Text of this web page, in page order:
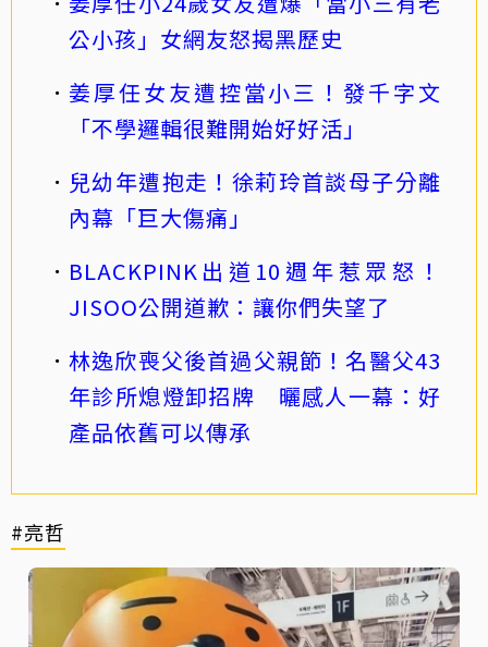
公小孩」女網友怒揭黑歷史
姜厚任女友遭控當小三！發千字文
「不學邏輯很難開始好好活」
兒幼年遭抱走！徐莉玲首談母子分離
內幕「巨大傷痛」
BLACKPINK出道10週年惹眾怒！
JISOO公開道歉：讓你們失望了
林逸欣喪父後首過父親節！名醫父43
年診所熄燈卸招牌 曬感人一幕：好
產品依舊可以傳承
#亮哲